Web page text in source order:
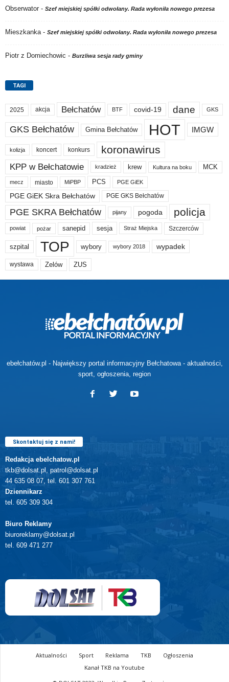
Obserwator - Szef miejskiej spółki odwołany. Rada wyłoniła nowego prezesa
Mieszkanka- Szef miejskiej spółki odwołany. Rada wyłoniła nowego prezesa
Piotr z Domiechowic - Burzliwa sesja rady gminy
TAGI
2025 akcja Bełchatów BTF covid-19 dane GKS
GKS Bełchatów Gmina Bełchatów HOT IMGW
kolizja koncert konkurs koronawirus
KPP w Bełchatowie kradzież krew Kultura na boku MCK
mecz miasto MiPBP PCS PGE GiEK
PGE GiEK Skra Bełchatów PGE GKS Bełchatów
PGE SKRA Bełchatów pijany pogoda policja
powiat pożar sanepid sesja Straż Miejska Szczerców
szpital TOP wybory wybory 2018 wypadek
wystawa Zelów ZUS
ebełchatów.pl - Największy portal informacyjny Bełchatowa - aktualności,
sport, ogłoszenia, region
Skontaktuj się z nami!
Redakcja ebelchatow.pl
tkb@dolsat.pl, patrol@dolsat.pl
44 635 08 07, tel. 601 307 761
Dziennikarz
tel. 605 309 304
Biuro Reklamy
biuroreklamy@dolsat.pl
tel. 609 471 277
Aktualności Sport Reklama TKB
Ogłoszenia
Kanał TKB na Youtube